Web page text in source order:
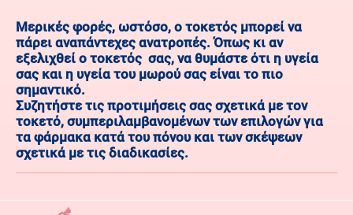
Μερικές φορές, ωστόσο, ο τοκετός μπορεί να
πάρει αναπάντεχες ανατροπές. Όπως κι αν
εξελιχθεί ο τοκετός σας, να θυμάστε ότι η υγεία
σας και η υγεία του μωρού σας είναι το πιο
σημαντικό.
Συζητήστε τις προτιμήσεις σας σχετικά με τον
τοκετό, συμπεριλαμβανομένων των επιλογών για
τα φάρμακα κατά του πόνου και των σκέψεων
σχετικά με τις διαδικασίες.